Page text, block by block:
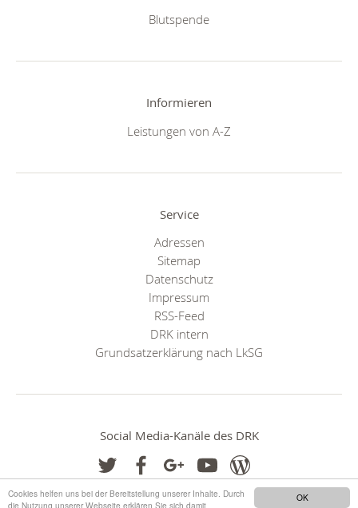
OK
Cookies helfen uns bei der Bereitstellung unserer Inhalte. Durch
die Nutzung unserer Webseite erklären Sie sich damit
Blutspende
Informieren
Leistungen von A-Z
Service
Adressen
Sitemap
Datenschutz
Impressum
RSS-Feed
DRK intern
Grundsatzerklärung nach LkSG
Social Media-Kanäle des DRK